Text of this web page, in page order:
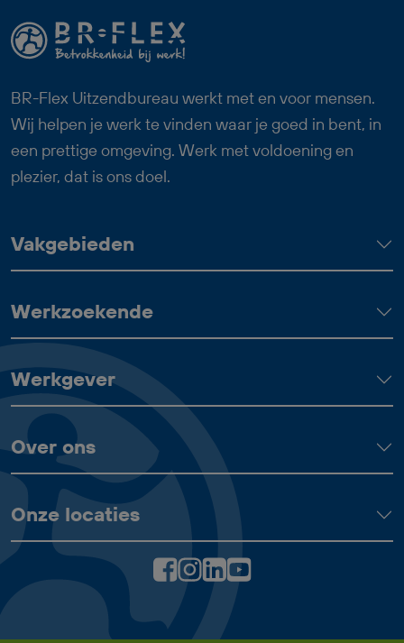
verschillende onderdelen van het
productieproces. Deze baan als
Productiemedewerker Plaatwerk past
goed bij iemand die technisch inzicht
heeft, nauwkeurig werkt en graag
onderdeel wil zijn van een betrokken
BR-Flex Uitzendbureau werkt met en voor mensen.
Wij helpen je werk te vinden waar je goed in bent, in
een prettige omgeving. Werk met voldoening en
plezier, dat is ons doel.
Vakgebieden
Werkzoekende
Werkgever
Over ons
Onze locaties